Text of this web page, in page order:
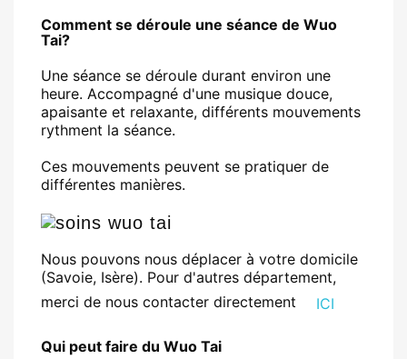
Comment se déroule une séance de Wuo
Tai?
Une séance se déroule durant environ une
heure. Accompagné d'une musique douce,
apaisante et relaxante, différents mouvements
rythment la séance.
Ces mouvements peuvent se pratiquer de
différentes manières.
Nous pouvons nous déplacer à votre domicile
(Savoie, Isère). Pour d'autres département,
merci de nous contacter directement
ICI
Qui peut faire du Wuo Tai